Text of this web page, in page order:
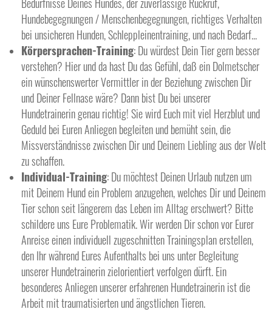
Hundebegegnungen / Menschenbegegnungen, richtiges Verhalten
bei unsicheren Hunden, Schleppleinentraining, und nach Bedarf...
Körpersprachen-Training: Du würdest Dein Tier gern besser
verstehen? Hier und da hast Du das Gefühl, daß ein Dolmetscher
ein wünschenswerter Vermittler in der Beziehung zwischen Dir
und Deiner Fellnase wäre? Dann bist Du bei unserer
Hundetrainerin genau richtig! Sie wird Euch mit viel Herzblut und
Geduld bei Euren Anliegen begleiten und bemüht sein, die
Missverständnisse zwischen Dir und Deinem Liebling aus der Welt
zu schaffen.
Individual-Training: Du möchtest Deinen Urlaub nutzen um
mit Deinem Hund ein Problem anzugehen, welches Dir und Deinem
Tier schon seit längerem das Leben im Alltag erschwert? Bitte
schildere uns Eure Problematik. Wir werden Dir schon vor Eurer
Anreise einen individuell zugeschnitten Trainingsplan erstellen,
den Ihr während Eures Aufenthalts bei uns unter Begleitung
unserer Hundetrainerin zielorientiert verfolgen dürft. Ein
besonderes Anliegen unserer erfahrenen Hundetrainerin ist die
Arbeit mit traumatisierten und ängstlichen Tieren.